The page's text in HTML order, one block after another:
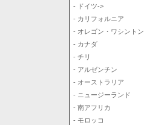
- ドイツ->
- カリフォルニア
- オレゴン・ワシントン
- カナダ
- チリ
- アルゼンチン
- オーストラリア
- ニュージーランド
- 南アフリカ
- モロッコ